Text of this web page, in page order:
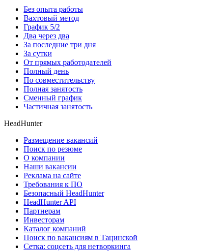
Без опыта работы
Вахтовый метод
График 5/2
Два через два
За последние три дня
За сутки
От прямых работодателей
Полный день
По совместительству
Полная занятость
Сменный график
Частичная занятость
HeadHunter
Размещение вакансий
Поиск по резюме
О компании
Наши вакансии
Реклама на сайте
Требования к ПО
Безопасный HeadHunter
HeadHunter API
Партнерам
Инвесторам
Каталог компаний
Поиск по вакансиям в Тацинской
Сетка: соцсеть для нетворкинга